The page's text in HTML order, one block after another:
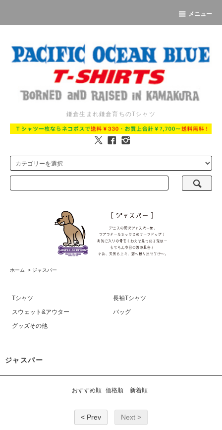
メニュー
鎌倉生まれ鎌倉育ちのTシャツ
ホーム > ジャスパー
Tシャツ
長袖Tシャツ
スウェット&アウター
バッグ
グッズその他
ジャスパー
おすすめ順 価格順 新着順
< Prev Next >